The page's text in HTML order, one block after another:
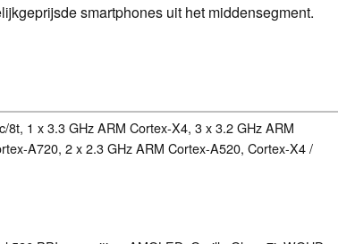
smartphones uit het middensegment.
8t, 1 x 3.3 GHz ARM Cortex-X4, 3 x 3.2 GHz ARM
A720, 2 x 2.3 GHz ARM Cortex-A520, Cortex-X4 /